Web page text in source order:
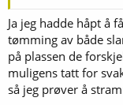
Ja jeg hadde håpt å
tømming av både
på plassen de
muligens tatt for
så jeg prøver å